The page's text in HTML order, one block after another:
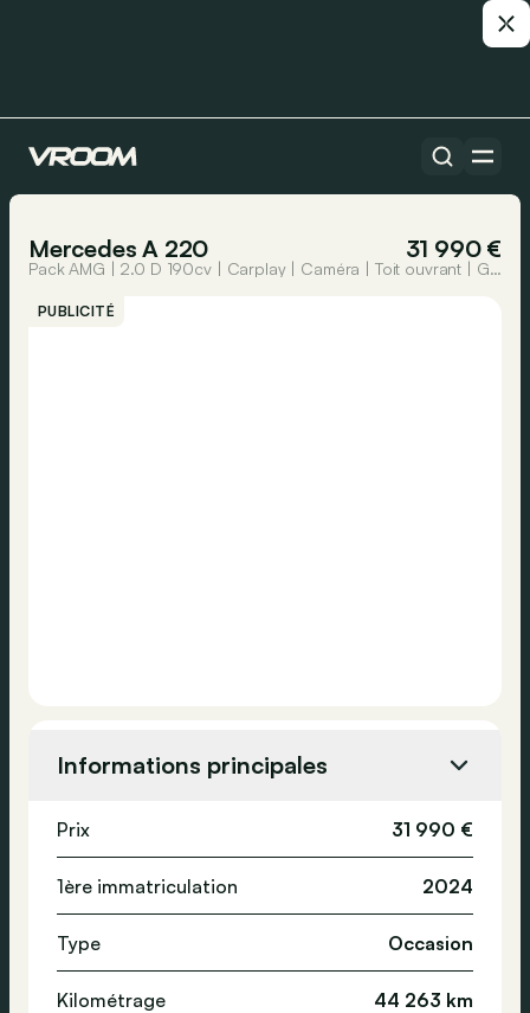
Toutes les voitures
Mercedes A 220 31 990 €
Pack AMG | 2.0 D 190cv | Carplay | Caméra | Toit ouvrant | GPS
PUBLICITÉ
Informations principales
Prix 31 990 €
1ère immatriculation 2024
Type Occasion
Kilométrage 44 263 km